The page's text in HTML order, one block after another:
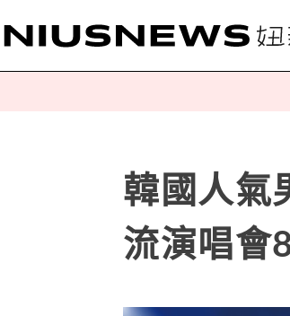
韓國人氣
流演唱會